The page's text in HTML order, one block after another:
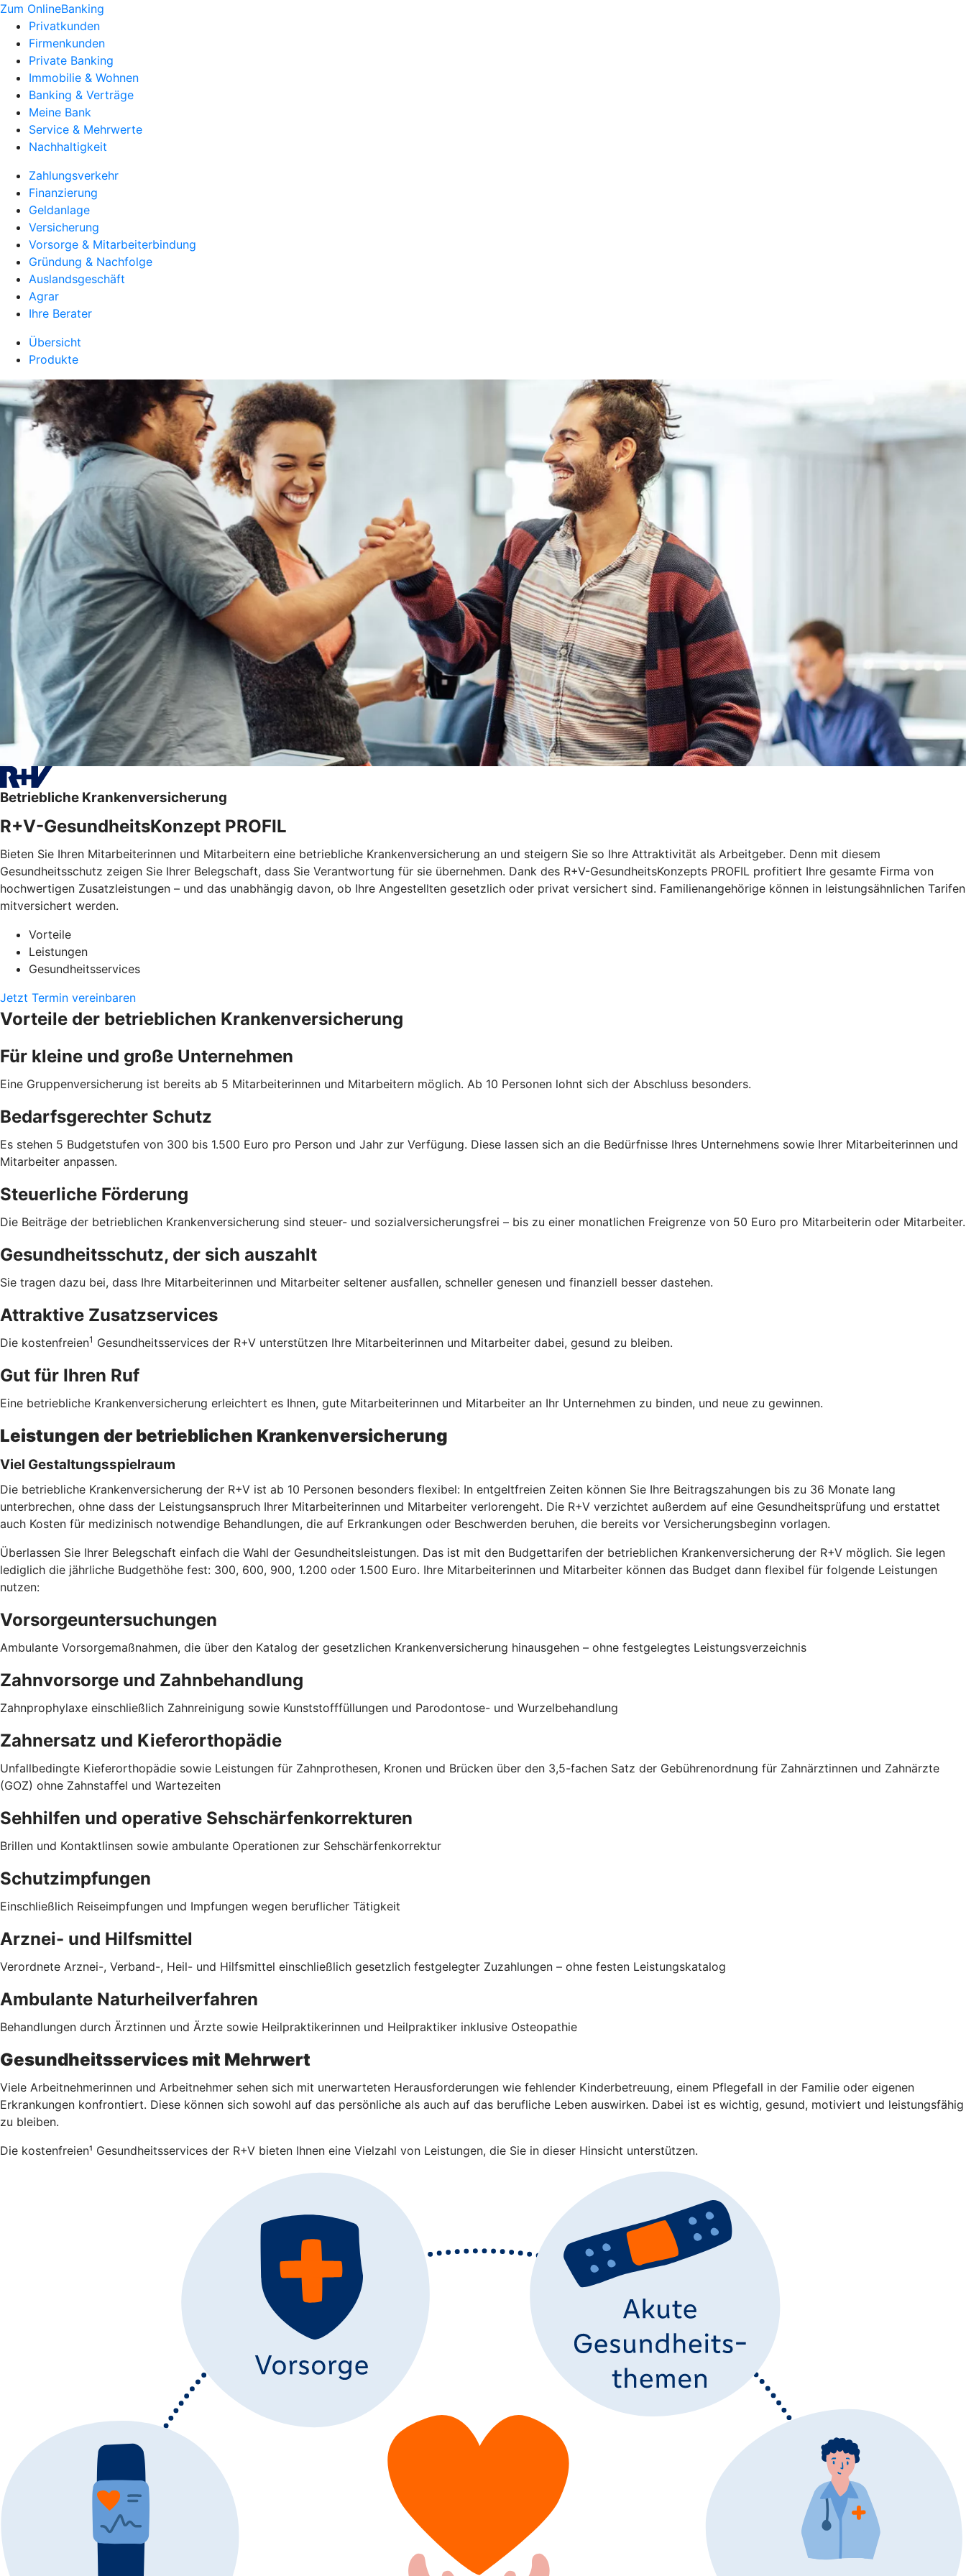
Zum OnlineBanking
Privatkunden
Firmenkunden
Private Banking
Immobilie & Wohnen
Banking & Verträge
Meine Bank
Service & Mehrwerte
Nachhaltigkeit
Zahlungsverkehr
Finanzierung
Geldanlage
Versicherung
Vorsorge & Mitarbeiterbindung
Gründung & Nachfolge
Auslandsgeschäft
Agrar
Ihre Berater
Übersicht
Produkte
Betriebliche Krankenversicherung
R+V-GesundheitsKonzept PROFIL
Bieten Sie Ihren Mitarbeiterinnen und Mitarbeitern eine betriebliche Krankenversicherung an und steigern Sie so Ihre Attraktivität als Arbeitgeber. Denn mit diesem
Gesundheitsschutz zeigen Sie Ihrer Belegschaft, dass Sie Verantwortung für sie übernehmen. Dank des R+V-GesundheitsKonzepts PROFIL profitiert Ihre gesamte Firma von
hochwertigen Zusatzleistungen – und das unabhängig davon, ob Ihre Angestellten gesetzlich oder privat versichert sind. Familienangehörige können in leistungsähnlichen Tarifen
mitversichert werden.
Vorteile
Leistungen
Gesundheitsservices
Jetzt Termin vereinbaren
Vorteile der betrieblichen Krankenversicherung
Für kleine und große Unternehmen
Eine Gruppenversicherung ist bereits ab 5 Mitarbeiterinnen und Mitarbeitern möglich. Ab 10 Personen lohnt sich der Abschluss besonders.
Bedarfsgerechter Schutz
Es stehen 5 Budgetstufen von 300 bis 1.500 Euro pro Person und Jahr zur Verfügung. Diese lassen sich an die Bedürfnisse Ihres Unternehmens sowie Ihrer Mitarbeiterinnen und
Mitarbeiter anpassen.
Steuerliche Förderung
Die Beiträge der betrieblichen Krankenversicherung sind steuer- und sozialversicherungsfrei – bis zu einer monatlichen Freigrenze von 50 Euro pro Mitarbeiterin oder Mitarbeiter.
Gesundheitsschutz, der sich auszahlt
Sie tragen dazu bei, dass Ihre Mitarbeiterinnen und Mitarbeiter seltener ausfallen, schneller genesen und finanziell besser dastehen.
Attraktive Zusatzservices
Die kostenfreien1 Gesundheitsservices der R+V unterstützen Ihre Mitarbeiterinnen und Mitarbeiter dabei, gesund zu bleiben.
Gut für Ihren Ruf
Eine betriebliche Krankenversicherung erleichtert es Ihnen, gute Mitarbeiterinnen und Mitarbeiter an Ihr Unternehmen zu binden, und neue zu gewinnen.
Leistungen der betrieblichen Krankenversicherung
Viel Gestaltungsspielraum
Die betriebliche Krankenversicherung der R+V ist ab 10 Personen besonders flexibel: In entgeltfreien Zeiten können Sie Ihre Beitragszahungen bis zu 36 Monate lang
unterbrechen, ohne dass der Leistungsanspruch Ihrer Mitarbeiterinnen und Mitarbeiter verlorengeht. Die R+V verzichtet außerdem auf eine Gesundheitsprüfung und erstattet
auch Kosten für medizinisch notwendige Behandlungen, die auf Erkrankungen oder Beschwerden beruhen, die bereits vor Versicherungsbeginn vorlagen.
Überlassen Sie Ihrer Belegschaft einfach die Wahl der Gesundheitsleistungen. Das ist mit den Budgettarifen der betrieblichen Krankenversicherung der R+V möglich. Sie legen
lediglich die jährliche Budgethöhe fest: 300, 600, 900, 1.200 oder 1.500 Euro. Ihre Mitarbeiterinnen und Mitarbeiter können das Budget dann flexibel für folgende Leistungen
nutzen:
Vorsorgeuntersuchungen
Ambulante Vorsorgemaßnahmen, die über den Katalog der gesetzlichen Krankenversicherung hinausgehen – ohne festgelegtes Leistungsverzeichnis
Zahnvorsorge und Zahnbehandlung
Zahnprophylaxe einschließlich Zahnreinigung sowie Kunststofffüllungen und Parodontose- und Wurzelbehandlung
Zahnersatz und Kieferorthopädie
Unfallbedingte Kieferorthopädie sowie Leistungen für Zahnprothesen, Kronen und Brücken über den 3,5-fachen Satz der Gebührenordnung für Zahnärztinnen und Zahnärzte
(GOZ) ohne Zahnstaffel und Wartezeiten
Sehhilfen und operative Sehschärfenkorrekturen
Brillen und Kontaktlinsen sowie ambulante Operationen zur Sehschärfenkorrektur
Schutzimpfungen
Einschließlich Reiseimpfungen und Impfungen wegen beruflicher Tätigkeit
Arznei- und Hilfsmittel
Verordnete Arznei-, Verband-, Heil- und Hilfsmittel einschließlich gesetzlich festgelegter Zuzahlungen – ohne festen Leistungskatalog
Ambulante Naturheilverfahren
Behandlungen durch Ärztinnen und Ärzte sowie Heilpraktikerinnen und Heilpraktiker inklusive Osteopathie
Gesundheitsservices mit Mehrwert
Viele Arbeitnehmerinnen und Arbeitnehmer sehen sich mit unerwarteten Herausforderungen wie fehlender Kinderbetreuung, einem Pflegefall in der Familie oder eigenen
Erkrankungen konfrontiert. Diese können sich sowohl auf das persönliche als auch auf das berufliche Leben auswirken. Dabei ist es wichtig, gesund, motiviert und leistungsfähig
zu bleiben.
Die kostenfreien¹ Gesundheitsservices der R+V bieten Ihnen eine Vielzahl von Leistungen, die Sie in dieser Hinsicht unterstützen.